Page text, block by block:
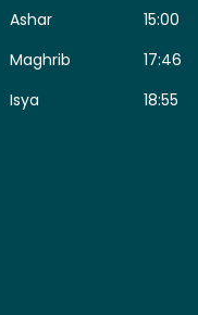
Ashar
15:00
Maghrib
17:46
Isya
18:55